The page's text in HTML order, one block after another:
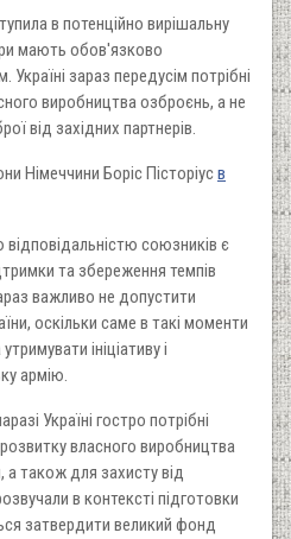
в потенційно вирішальну
мають обов'язково
зараз передусім потрібні
виробництва озброєнь, а не
від західних партнерів.
Німеччини Боріс Пісторіусв
союзників є
та збереження темпів
важливо не допустити
оскільки саме в такі моменти
ініціативу і
армію.
Україні гостро потрібні
власного виробництва
а також для захисту від
в контексті підготовки
затвердити великий фонд